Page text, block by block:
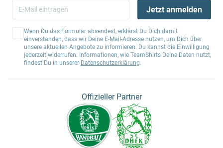
Jetzt anmelden
Wenn Du das Formular absendest, erklärst Du Dich damit
einverstanden, dass wir Deine E-Mail-Adresse nutzen, um Dich über
unsere aktuellen Angebote zu informieren. Du kannst die Einwilligung
jederzeit widerrufen. Informationen, wie TeamShirts Deine Daten nutzt,
findest Du in unserer Datenschutzerklärung.
Offizieller Partner